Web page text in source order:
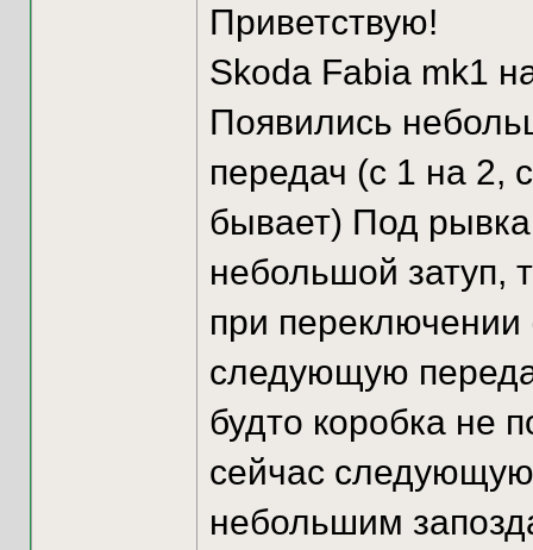
Приветствую!
Skoda Fabia mk1
Появились
передач (с 1 на 2,
бывает) Под
небольшой затуп,
при переключении
следующую
будто коробка не
сейчас
небольшим